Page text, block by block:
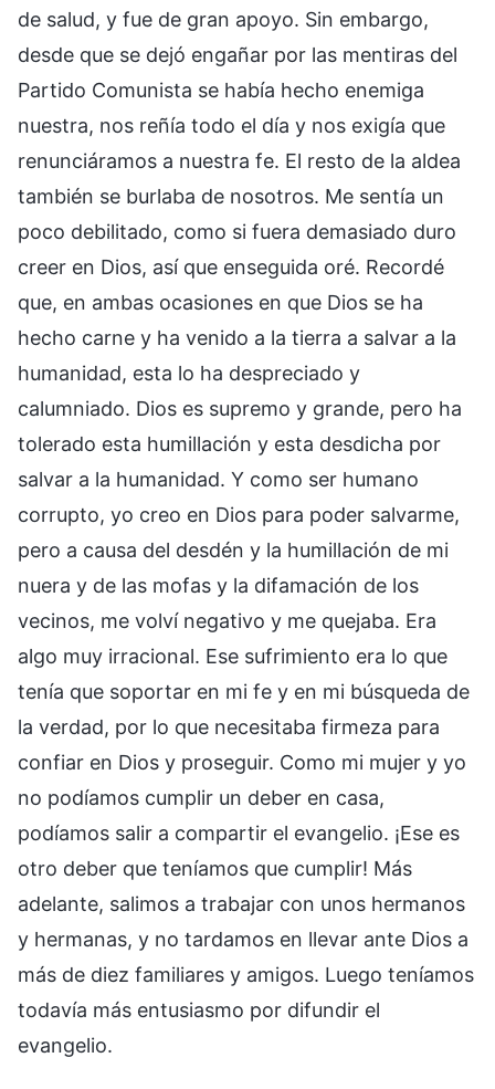
de salud, y fue de gran apoyo. Sin embargo,
desde que se dejó engañar por las mentiras del
Partido Comunista se había hecho enemiga
nuestra, nos reñía todo el día y nos exigía que
renunciáramos a nuestra fe. El resto de la aldea
también se burlaba de nosotros. Me sentía un
poco debilitado, como si fuera demasiado duro
creer en Dios, así que enseguida oré. Recordé
que, en ambas ocasiones en que Dios se ha
hecho carne y ha venido a la tierra a salvar a la
humanidad, esta lo ha despreciado y
calumniado. Dios es supremo y grande, pero ha
tolerado esta humillación y esta desdicha por
salvar a la humanidad. Y como ser humano
corrupto, yo creo en Dios para poder salvarme,
pero a causa del desdén y la humillación de mi
nuera y de las mofas y la difamación de los
vecinos, me volví negativo y me quejaba. Era
algo muy irracional. Ese sufrimiento era lo que
tenía que soportar en mi fe y en mi búsqueda de
la verdad, por lo que necesitaba firmeza para
confiar en Dios y proseguir. Como mi mujer y yo
no podíamos cumplir un deber en casa,
podíamos salir a compartir el evangelio. ¡Ese es
otro deber que teníamos que cumplir! Más
adelante, salimos a trabajar con unos hermanos
y hermanas, y no tardamos en llevar ante Dios a
más de diez familiares y amigos. Luego teníamos
todavía más entusiasmo por difundir el
evangelio.